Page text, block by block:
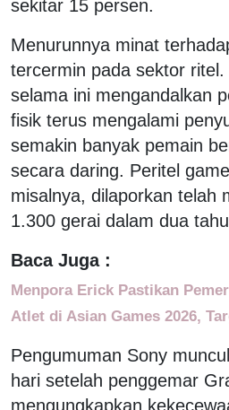
sekitar 15 persen.
Menurunnya minat
tercermin pada sektor ritel.
selama ini mengandalkan
fisik terus mengalami
semakin banyak pemain
secara daring. Peritel
misalnya, dilaporkan telah
1.300 gerai dalam dua
Baca Juga :
Menpora Erick Pastikan
Atlet di Asian Games 2026,
Pengumuman Sony
hari setelah penggemar
mengungkapkan